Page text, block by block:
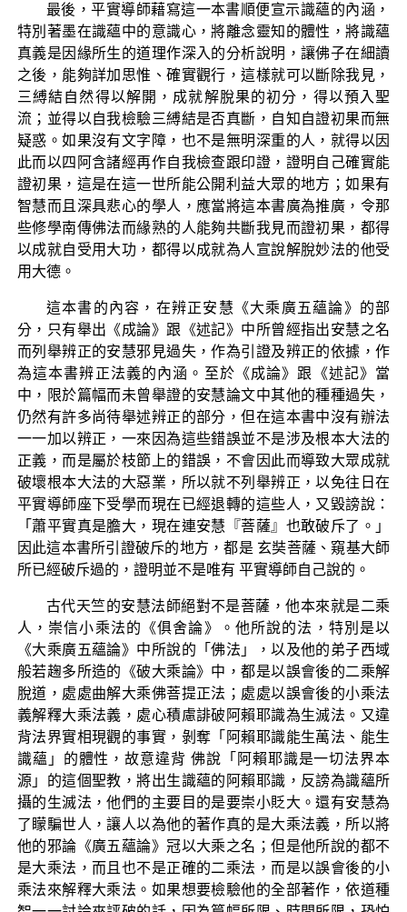
最後，平實導師藉寫這一本書順便宣示識蘊的內涵，
特別著墨在識蘊中的意識心，將離念靈知的體性，將識蘊
真義是因緣所生的道理作深入的分析說明，讓佛子在細讀
之後，能夠詳加思惟、確實觀行，這樣就可以斷除我見，
三縛結自然得以解開，成就解脫果的初分，得以預入聖
流；並得以自我檢驗三縛結是否真斷，自知自證初果而無
疑惑。如果沒有文字障，也不是無明深重的人，就得以因
此而以四阿含諸經再作自我檢查跟印證，證明自己確實能
證初果，這是在這一世所能公開利益大眾的地方；如果有
智慧而且深具悲心的學人，應當將這本書廣為推廣，令那
些修學南傳佛法而緣熟的人能夠共斷我見而證初果，都得
以成就自受用大功，都得以成就為人宣說解脫妙法的他受
用大德。
這本書的內容，在辨正安慧《大乘廣五蘊論》的部
分，只有舉出《成論》跟《述記》中所曾經指出安慧之名
而列舉辨正的安慧邪見過失，作為引證及辨正的依據，作
為這本書辨正法義的內涵。至於《成論》跟《述記》當
中，限於篇幅而未曾舉證的安慧論文中其他的種種過失，
仍然有許多尚待舉述辨正的部分，但在這本書中沒有辦法
一一加以辨正，一來因為這些錯誤並不是涉及根本大法的
正義，而是屬於枝節上的錯誤，不會因此而導致大眾成就
破壞根本大法的大惡業，所以就不列舉辨正，以免往日在
平實導師座下受學而現在已經退轉的這些人，又毀謗說：
「蕭平實真是膽大，現在連安慧『菩薩』也敢破斥了。」
因此這本書所引證破斥的地方，都是 玄奘菩薩、窺基大師
所已經破斥過的，證明並不是唯有 平實導師自己說的。
古代天竺的安慧法師絕對不是菩薩，他本來就是二乘
人，崇信小乘法的《俱舍論》。他所說的法，特別是以
《大乘廣五蘊論》中所說的「佛法」，以及他的弟子西域
般若趜多所造的《破大乘論》中，都是以誤會後的二乘解
脫道，處處曲解大乘佛菩提正法；處處以誤會後的小乘法
義解釋大乘法義，處心積慮誹破阿賴耶識為生滅法。又違
背法界實相現觀的事實，剝奪「阿賴耶識能生萬法、能生
識蘊」的體性，故意違背 佛說「阿賴耶識是一切法界本
源」的這個聖教，將出生識蘊的阿賴耶識，反謗為識蘊所
攝的生滅法，他們的主要目的是要崇小貶大。還有安慧為
了矇騙世人，讓人以為他的著作真的是大乘法義，所以將
他的邪論《廣五蘊論》冠以大乘之名；但是他所說的都不
是大乘法，而且也不是正確的二乘法，而是以誤會後的小
乘法來解釋大乘法。如果想要檢驗他的全部著作，依道種